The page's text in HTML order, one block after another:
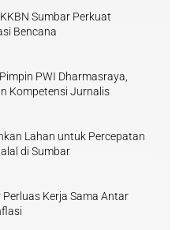
Sumbar Perkuat
Bencana
PWI Dharmasraya,
Kompetensi Jurnalis
Lahan untuk Percepatan
di Sumbar
Kerja Sama Antar